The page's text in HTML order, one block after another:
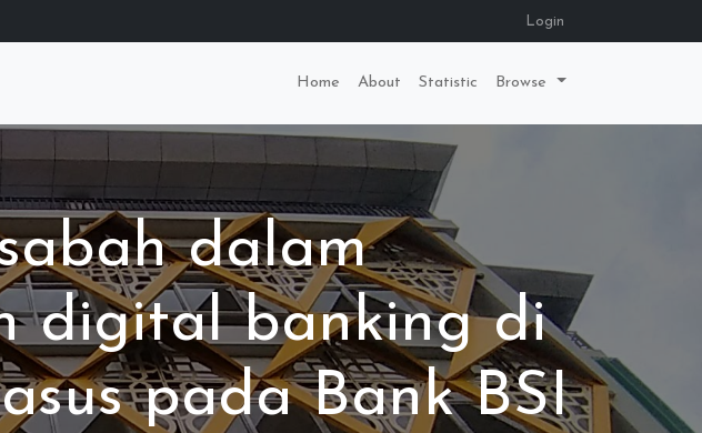
Login
Home About Statistic Browse
dalam
digital banking di
pada Bank BSI